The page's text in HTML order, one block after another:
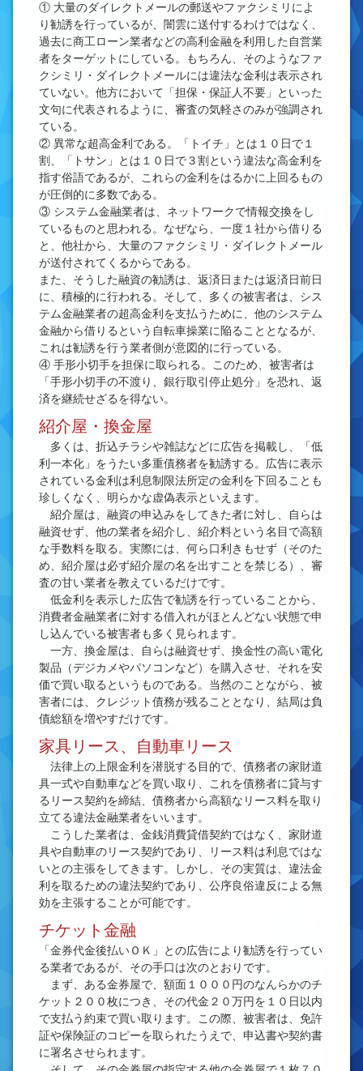
① 大量のダイレクトメールの郵送やファクシミリによ
り勧誘を行っているが、闇雲に送付するわけではなく、
過去に商工ローン業者などの高利金融を利用した自営業
者をターゲットにしている。もちろん、そのようなファ
クシミリ・ダイレクトメールには違法な金利は表示され
ていない。他方において「担保・保証人不要」といった
文句に代表されるように、審査の気軽さのみが強調され
ている。
② 異常な超高金利である。「トイチ」とは１０日で１
割、「トサン」とは１０日で３割という違法な高金利を
指す俗語であるが、これらの金利をはるかに上回るもの
が圧倒的に多数である。
③ システム金融業者は、ネットワークで情報交換をし
ているものと思われる。なぜなら、一度１社から借りる
と、他社から、大量のファクシミリ・ダイレクトメール
が送付されてくるからである。
また、そうした融資の勧誘は、返済日または返済日前日
に、積極的に行われる。そして、多くの被害者は、シス
テム金融業者の超高金利を支払うために、他のシステム
金融から借りるという自転車操業に陥ることとなるが、
これは勧誘を行う業者側が意図的に行っている。
④ 手形小切手を担保に取られる。このため、被害者は
「手形小切手の不渡り、銀行取引停止処分」を恐れ、返
済を継続せざるを得ない。
紹介屋・換金屋
多くは、折込チラシや雑誌などに広告を掲載し、「低
利一本化」をうたい多重債務者を勧誘する。広告に表示
されている金利は利息制限法所定の金利を下回ることも
珍しくなく、明らかな虚偽表示といえます。
紹介屋は、融資の申込みをしてきた者に対し、自らは
融資せず、他の業者を紹介し、紹介料という名目で高額
な手数料を取る。実際には、何ら口利きもせず（そのた
め、紹介屋は必ず紹介屋の名を出すことを禁じる）、審
査の甘い業者を教えているだけです。
低金利を表示した広告で勧誘を行っていることから、
消費者金融業者に対する借入れがほとんどない状態で申
し込んでいる被害者も多く見られます。
一方、換金屋は、自らは融資せず、換金性の高い電化
製品（デジカメやパソコンなど）を購入させ、それを安
価で買い取るというものである。当然のことながら、被
害者には、クレジット債務が残ることとなり、結局は負
債総額を増やすだけです。
家具リース、自動車リース
法律上の上限金利を潜脱する目的で、債務者の家財道
具一式や自動車などを買い取り、これを債務者に貸与す
るリース契約を締結、債務者から高額なリース料を取り
立てる違法金融業者をいいます。
こうした業者は、金銭消費貸借契約ではなく、家財道
具や自動車のリース契約であり、リース料は利息ではな
いとの主張をしてきます。しかし、その実質は、違法金
利を取るための違法契約であり、公序良俗違反による無
効を主張することが可能です。
チケット金融
「金券代金後払いＯＫ」との広告により勧誘を行ってい
る業者であるが、その手口は次のとおりです。
まず、ある金券屋で、額面１０００円のなんらかのチ
ケット２００枚につき、その代金２０万円を１０日以内
で支払う約束で買い取ります。この際、被害者は、免許
証や保険証のコピーを取られたうえで、申込書や契約書
に署名させられます。